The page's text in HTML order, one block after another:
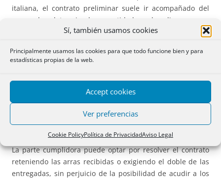
Sí, también usamos cookies
Principalmente usamos las cookies para que todo funcione bien y para
estadísticas propias de la web.
Accept cookies
Ver preferencias
Cookie PolicyPolítica de PrivacidadAviso Legal
italiana, el contrato preliminar suele ir acompañado del
pago de determinadas cantidades de dinero cuya
calificación jurídica reviste importancia tanto desde el
reguladas en elartículo 1385 del Código Civil italiano. Estas
cumplen una doble función: por un lado, refuerzan el
vínculo contractual y evidencian la seriedad del
compromiso asumido; por otro, constituyen un mecanismo
de autotutela en caso de incumplimiento.
La parte cumplidora puede optar por resolver el contrato
reteniendo las arras recibidas o exigiendo el doble de las
entregadas, sin perjuicio de la posibilidad de acudir a los